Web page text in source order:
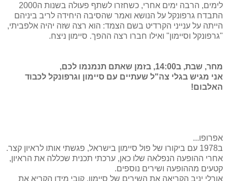
לימים, הרבה ימים אחרי, כשחזרו לשתף פעולה בשנות ה2000
התבדח גרפונקל על הנושא ואמר שהסיבה היחידה לריב ביניהם
הייתה על ענייני הקרדיט בשם הצמד: הוא רצה שזה יהיה אלפביתי,
"גרפונקל וסיימון" ואילו חברו רצה ההפך. סיימון ניצח.
מחר, שבת, ב14:00, בזמן שאתם תנמנמו לכם,
אני מגיש בגלי צה"ל שעתיים עם סיימון וגרפונקל לכבוד
האלבום!
אפרופו...
ב1978 עם ביקורו של פול סיימון בישראל, פגשתי אותו לראיון קצר.
אחרי ההופעה הנפלאה שלו כאן, ערכתי תכנית שכללה את הראיון,
קטעים מההופעה ושירים נוספים.
אורלי יניב הקריאה את השירים של סיימון, קובי מידן הקריא את